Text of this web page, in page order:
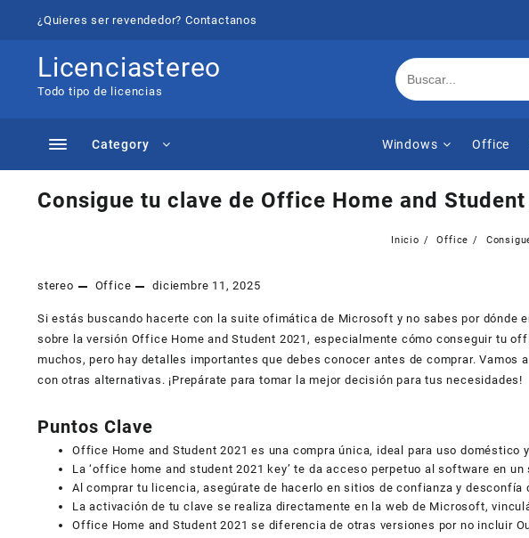
¿Quieres ser revendedor? Contactanos
Licenciastereo
Todo tipo de licencias
Category Windows Office
Consigue tu clave de Office Home and
Inicio Office
stereo Office diciembre 11, 2025
Si estás buscando hacerte con la suite ofimática de Microsoft y no sabes por dónde
sobre la versión Office Home and Student 2021, especialmente cómo conseguir tu
muchos, pero hay detalles importantes que debes conocer antes de comprar. Vamos
con otras alternativas. ¡Prepárate para tomar la mejor decisión para tus necesidades!
Puntos Clave
Office Home and Student 2021 es una compra única, ideal para uso doméstico
La ‘office home and student 2021 key’ te da acceso perpetuo al software en
Al comprar tu licencia, asegúrate de hacerlo en sitios de confianza y
La activación de tu clave se realiza directamente en la web de Microsoft,
Office Home and Student 2021 se diferencia de otras versiones por no incluir